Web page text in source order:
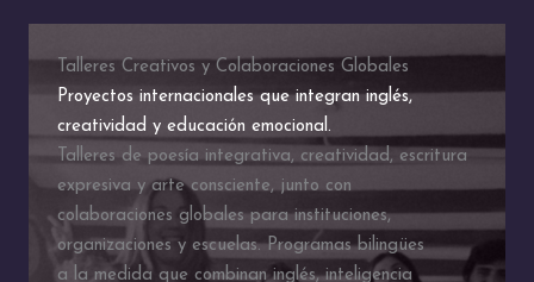
Talleres Creativos y Colaboraciones Globales
Proyectos internacionales que integran inglés,
creatividad y educación emocional.
Talleres de poesía integrativa, creatividad, escritura
expresiva y arte consciente, junto con
colaboraciones globales para instituciones,
organizaciones y escuelas. Programas bilingües
a la medida que combinan inglés, inteligencia